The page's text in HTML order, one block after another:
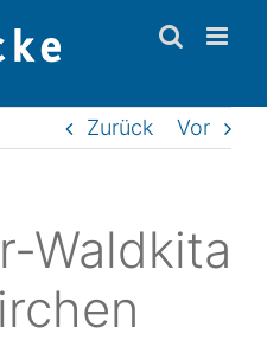
Zurück
Vor
Wald­ki­ta